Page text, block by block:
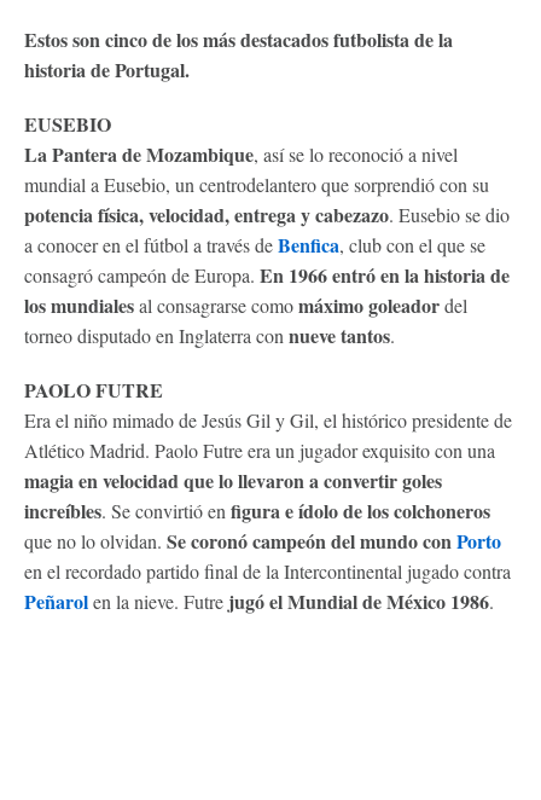
Estos son cinco de los más destacados futbolista de la
historia de Portugal.
EUSEBIO
La Pantera de Mozambique, así se lo reconoció a nivel
mundial a Eusebio, un centrodelantero que sorprendió con su
potencia física, velocidad, entrega y cabezazo. Eusebio se dio
a conocer en el fútbol a través deBenfica, club con el que se
consagró campeón de Europa. En 1966 entró en la historia de
los mundialesal consagrarse comomáximo goleadordel
torneo disputado en Inglaterra con nueve tantos.
PAOLO FUTRE
Era el niño mimado de Jesús Gil y Gil, el histórico presidente de
Atlético Madrid. Paolo Futre era un jugador exquisito con una
magia en velocidad que lo llevaron a convertir goles
increíbles. Se convirtió en figura e ídolo de los colchoneros
que no lo olvidan. Se coronó campeón del mundo conPorto
en el recordado partido final de la Intercontinental jugado contra
Peñarolen la nieve. Futre jugó el Mundial de México 1986.